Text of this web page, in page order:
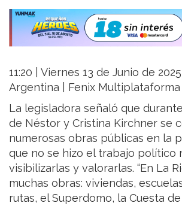
11:20 | Viernes 13 de Junio de
Argentina | Fenix Multiplataforma
La legisladora señaló que
de Néstor y Cristina Kirchner se
numerosas obras públicas en la
que no se hizo el trabajo político
visibilizarlas y valorarlas. “En La
muchas obras: viviendas,
rutas, el Superdomo, la Cuesta